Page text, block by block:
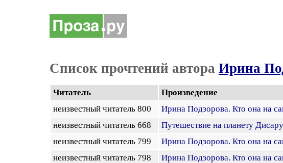
Список прочтений автора Ирина
Читатель Произведение
неизвестный читатель 800
Ирина Подзорова. Кто она на
неизвестный читатель 668
Путешествие на планету
неизвестный читатель 799
Ирина Подзорова. Кто она на
неизвестный читатель 798
Ирина Подзорова. Кто она на